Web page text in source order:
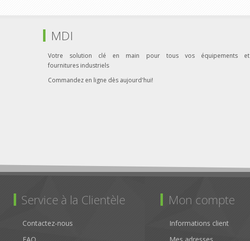
MDI
Votre solution clé en main pour tous vos équipements et
fournitures industriels
Commandez en ligne dès aujourd'hui!
Service à la Clientèle
Contactez-nous
Mon compte
Informations client